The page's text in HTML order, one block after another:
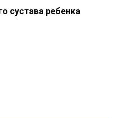
сустава ребенка